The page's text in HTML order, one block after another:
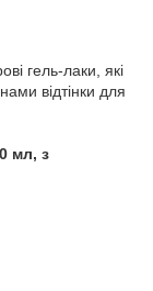
гель-лаки, які
відтінки для
мл, з